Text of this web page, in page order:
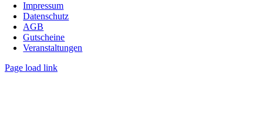
Impressum
Datenschutz
AGB
Gutscheine
Veranstaltungen
Page load link